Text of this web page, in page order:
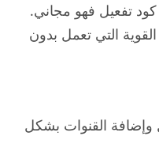
كود تفعيل فهو مجاني.
التي تعمل بدون
القنوات بشكل